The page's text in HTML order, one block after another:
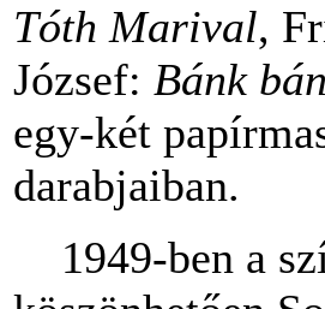
Tóth Marival,
József: Bánk
egy-két
darabjaiban.
1949-ben a